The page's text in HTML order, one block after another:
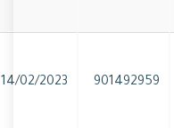
901492959
14/02/2023